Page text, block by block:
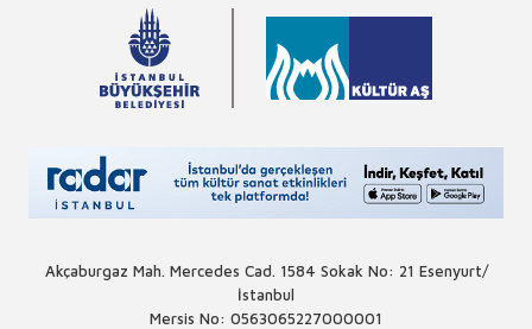
Akçaburgaz Mah. Mercedes Cad. 1584 Sokak No: 21 Esenyurt/
İstanbul
Mersis No: 0563065227000001